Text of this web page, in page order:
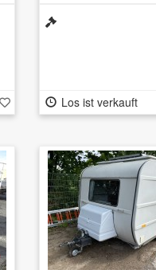
Los ist verkauft